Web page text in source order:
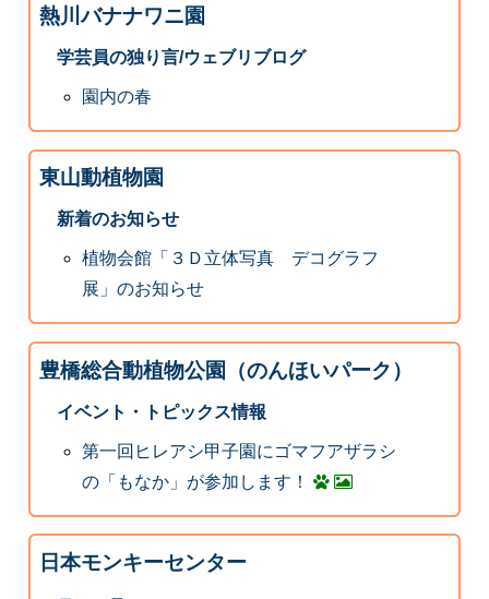
熱川バナナワニ園
学芸員の独り言/ウェブリブログ
園内の春
東山動植物園
新着のお知らせ
植物会館「３Ｄ立体写真 デコグラフ
展」のお知らせ
豊橋総合動植物公園（のんほいパーク）
イベント・トピックス情報
第一回ヒレアシ甲子園にゴマフアザラシ
の「もなか」が参加します！
日本モンキーセンター